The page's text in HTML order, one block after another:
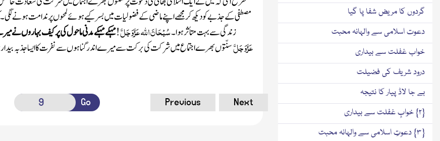
مصطفی کے جذبے کودیکھ کر مجھے اپنے ماضی کے فضولیات میں بسر کیے ہوئے لمحوں پر ندامت ہونے
زندگی سے بہت متأثر ہوا۔سُبْحَانَ اللہعَزَّوَجَلَّ!مہکے مہکے مدنی ماحول کی پر کیف بہاروں نے
عَزَّوَجَلَّسنّتوں بھرے اجتماع میں شرکت کی برکت سے میرے اندر گناہوں سے نفرت کا ایسا جذبہ بیدار
Go Previous Next
گردوں کا مریض شفا پا گیا
دعوت اسلامی سے والہانہ محبت
خواب غفلت سے بیداری
درود شریف کی فضیلت
بے جا لاڈ پیار کا نتیجہ
{۲} خوابِ غفلت سے بیداری
{۳} دعوتِِ اسلامی سے والہانہ محبت